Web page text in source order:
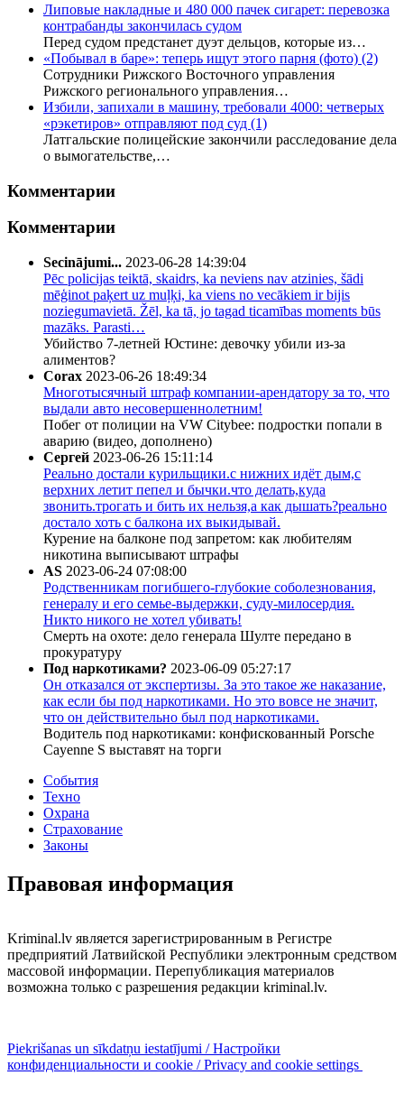
Липовые накладные и 480 000 пачек сигарет: перевозка
контрабанды закончилась судом
Перед судом предстанет дуэт дельцов, которые из…
«Побывал в баре»: теперь ищут этого парня (фото) (2)
Сотрудники Рижского Восточного управления
Рижского регионального управления…
Избили, запихали в машину, требовали 4000: четверых
«рэкетиров» отправляют под суд (1)
Латгальские полицейские закончили расследование дела
о вымогательстве,…
Комментарии
Комментарии
Secinājumi... 2023-06-28 14:39:04
Pēc policijas teiktā, skaidrs, ka neviens nav atzinies, šādi
mēģinot paķert uz muļķi, ka viens no vecākiem ir bijis
noziegumavietā. Žēl, ka tā, jo tagad ticamības moments būs
mazāks. Parasti…
Убийство 7-летней Юстине: девочку убили из-за
алиментов?
Corax 2023-06-26 18:49:34
Многотысячный штраф компании-арендатору за то, что
выдали авто несовершеннолетним!
Побег от полиции на VW Citybee: подростки попали в
аварию (видео, дополнено)
Сергей 2023-06-26 15:11:14
Реально достали курильщики.с нижних идёт дым,с
верхних летит пепел и бычки.что делать,куда
звонить.трогать и бить их нельзя,а как дышать?реально
достало хоть с балкона их выкидывай.
Курение на балконе под запретом: как любителям
никотина выписывают штрафы
AS 2023-06-24 07:08:00
Родственникам погибшего-глубокие соболезнования,
генералу и его семье-выдержки, суду-милосердия.
Никто никого не хотел убивать!
Смерть на охоте: дело генерала Шулте передано в
прокуратуру
Под наркотиками? 2023-06-09 05:27:17
Он отказался от экспертизы. За это такое же наказание,
как если бы под наркотиками. Но это вовсе не значит,
что он действительно был под наркотиками.
Водитель под наркотиками: конфискованный Porsche
Cayenne S выставят на торги
События
Техно
Охрана
Страхование
Законы
Правовая информация
Kriminal.lv является зарегистрированным в Регистре
предприятий Латвийской Республики электронным средством
массовой информации. Перепубликация материалов
возможна только с разрешения редакции kriminal.lv.
Piekrišanas un sīkdatņu iestatījumi / Настройки
конфиденциальности и cookie / Privacy and cookie settings